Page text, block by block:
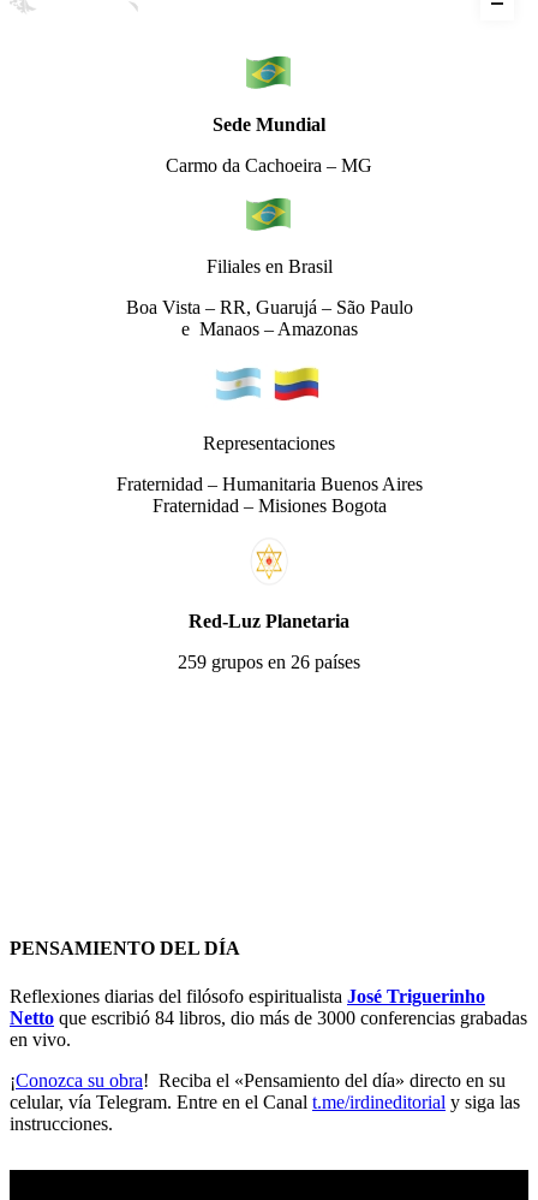
Sede Mundial
Carmo da Cachoeira – MG
Filiales en Brasil
Boa Vista – RR, Guarujá – São Paulo
e Manaos – Amazonas
Representaciones
Fraternidad – Humanitaria Buenos Aires
Fraternidad – Misiones Bogota
Red-Luz Planetaria
259 grupos en 26 países
PENSAMIENTO DEL DÍA
Reflexiones diarias del filósofo espiritualista José Triguerinho
Netto que escribió 84 libros, dio más de 3000 conferencias grabadas
en vivo.
¡Conozca su obra! Reciba el «Pensamiento del día» directo en su
celular, vía Telegram. Entre en el Canal t.me/irdineditorial y siga las
instrucciones.